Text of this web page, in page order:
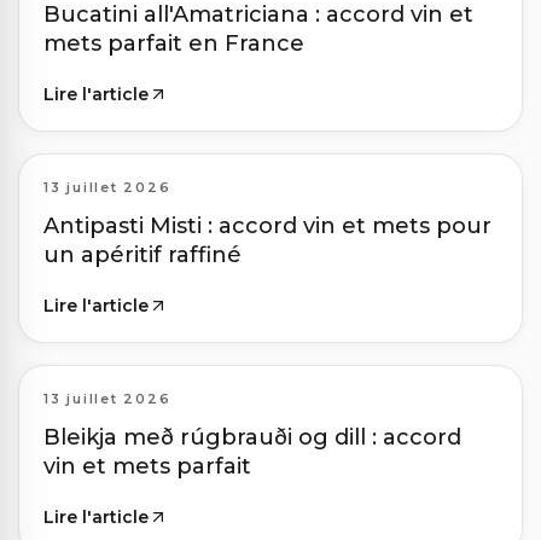
Bucatini all'Amatriciana : accord vin et
mets parfait en France
Lire l'article
13 juillet 2026
Antipasti Misti : accord vin et mets pour
un apéritif raffiné
Lire l'article
13 juillet 2026
Bleikja með rúgbrauði og dill : accord
vin et mets parfait
Lire l'article